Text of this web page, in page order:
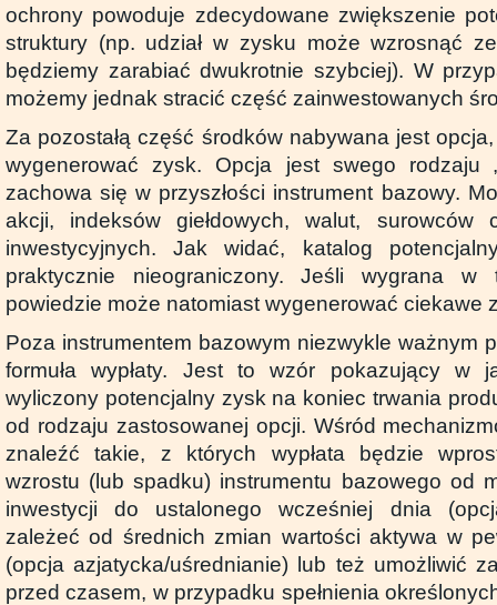
ochrony powoduje zdecydowane zwiększenie
struktury (np. udział w zysku może wzrosnąć
będziemy zarabiać dwukrotnie szybciej). W
możemy jednak stracić część zainwestowanych
Za pozostałą część środków nabywana jest
wygenerować zysk. Opcja jest swego rodzaju
zachowa się w przyszłości instrument bazowy.
akcji, indeksów giełdowych, walut, surowców
inwestycyjnych. Jak widać, katalog
praktycznie nieograniczony. Jeśli wygrana w
powiedzie może natomiast wygenerować ciekawe
Poza instrumentem bazowym niezwykle ważnym
formuła wypłaty. Jest to wzór pokazujący w
wyliczony potencjalny zysk na koniec trwania
od rodzaju zastosowanej opcji. Wśród
znaleźć takie, z których wypłata będzie
wzrostu (lub spadku) instrumentu bazowego od
inwestycji do ustalonego wcześniej dnia
zależeć od średnich zmian wartości aktywa w
(opcja azjatycka/uśrednianie) lub też umożliwić
przed czasem, w przypadku spełnienia